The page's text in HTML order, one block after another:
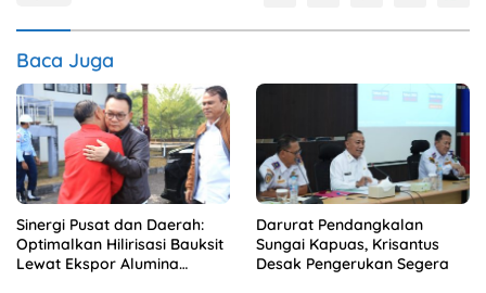
Baca Juga
Sinergi Pusat dan Daerah:
Optimalkan Hilirisasi Bauksit
Lewat Ekspor Alumina
Darurat Pendangkalan
Sungai Kapuas, Krisantus
Desak Pengerukan Segera